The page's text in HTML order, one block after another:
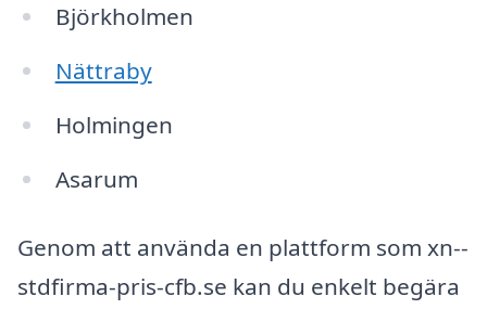
Björkholmen
Nättraby
Holmingen
Asarum
Genom att använda en plattform som xn--
stdfirma-pris-cfb.se kan du enkelt begära